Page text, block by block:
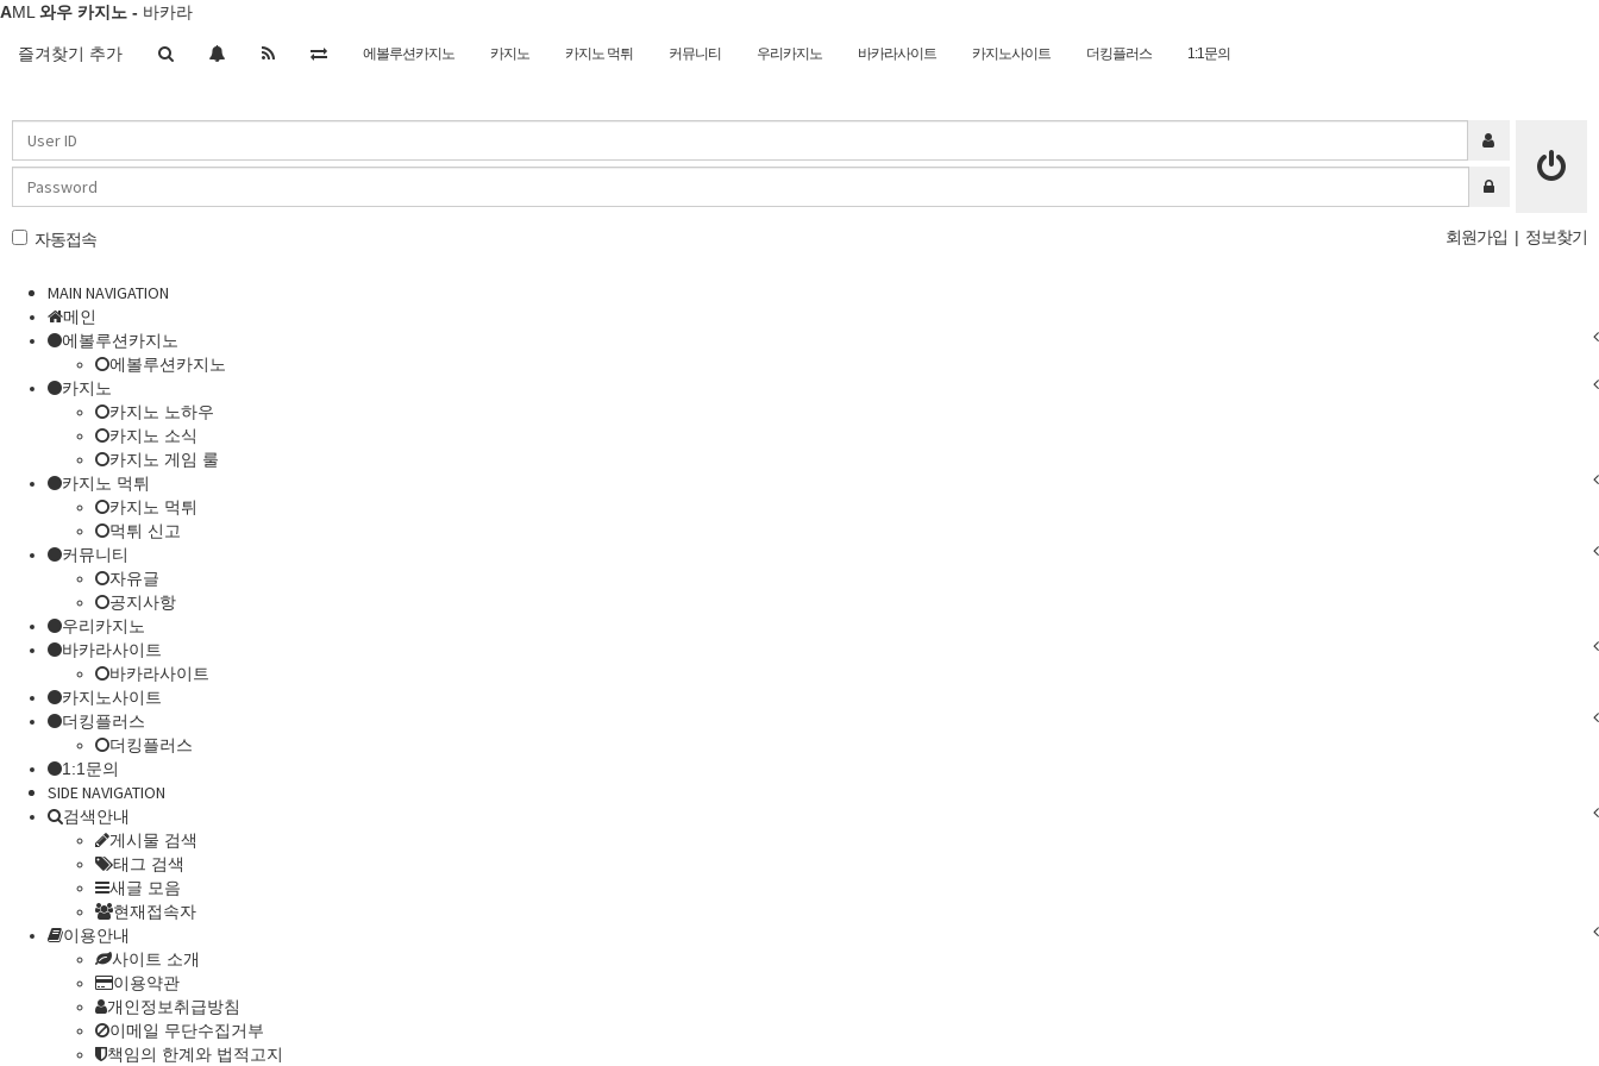
AML 와우 카지노 - 바카라
navigation
즐겨찾기 추가 에볼루션카지노 카지노 카지노 먹튀 커뮤니티 우리카지노 바카라사이트 카지노사이트 더킹플러스 1:1문의
자동접속 회원가입 | 정보찾기
MAIN NAVIGATION
메인
에볼루션카지노
에볼루션카지노
카지노
카지노 노하우
카지노 소식
카지노 게임 룰
카지노 먹튀
카지노 먹튀
먹튀 신고
커뮤니티
자유글
공지사항
우리카지노
바카라사이트
바카라사이트
카지노사이트
더킹플러스
더킹플러스
1:1문의
SIDE NAVIGATION
검색안내
게시물 검색
태그 검색
새글 모음
현재접속자
이용안내
사이트 소개
이용약관
개인정보취급방침
이메일 무단수집거부
책임의 한계와 법적고지